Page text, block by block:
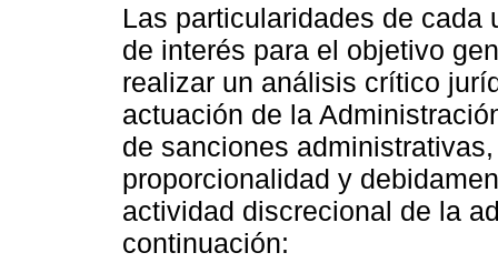
Las particularidades de
de interés para el objetivo
realizar un análisis crítico
actuación de la
de sanciones
proporcionalidad y
actividad discrecional de la
continuación: